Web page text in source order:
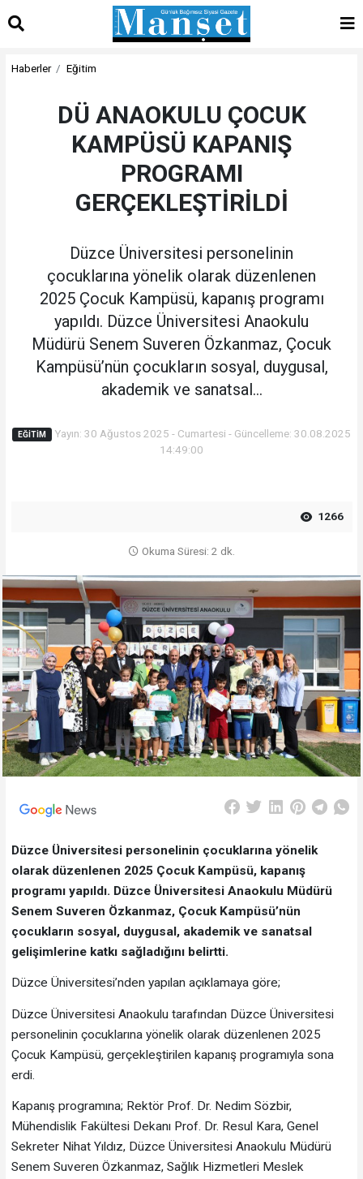
Haberler Eğitim
DÜ ANAOKULU ÇOCUK
KAMPÜSÜ KAPANIŞ
PROGRAMI
GERÇEKLEŞTİRİLDİ
Düzce Üniversitesi personelinin
çocuklarına yönelik olarak düzenlenen
2025 Çocuk Kampüsü, kapanış programı
yapıldı. Düzce Üniversitesi Anaokulu
Müdürü Senem Suveren Özkanmaz, Çocuk
Kampüsü’nün çocukların sosyal, duygusal,
akademik ve sanatsal...
EĞITIM
Yayın: 30 Ağustos 2025 - Cumartesi - Güncelleme: 30.08.2025
14:49:00
1266
Okuma Süresi: 2 dk.
Düzce Üniversitesi personelinin çocuklarına yönelik
olarak düzenlenen 2025 Çocuk Kampüsü, kapanış
programı yapıldı. Düzce Üniversitesi Anaokulu Müdürü
Senem Suveren Özkanmaz, Çocuk Kampüsü’nün
çocukların sosyal, duygusal, akademik ve sanatsal
gelişimlerine katkı sağladığını belirtti.
Düzce Üniversitesi’nden yapılan açıklamaya göre;
Düzce Üniversitesi Anaokulu tarafından Düzce Üniversitesi
personelinin çocuklarına yönelik olarak düzenlenen 2025
Çocuk Kampüsü, gerçekleştirilen kapanış programıyla sona
erdi.
Kapanış programına; Rektör Prof. Dr. Nedim Sözbir,
Mühendislik Fakültesi Dekanı Prof. Dr. Resul Kara, Genel
Sekreter Nihat Yıldız, Düzce Üniversitesi Anaokulu Müdürü
Senem Suveren Özkanmaz, Sağlık Hizmetleri Meslek